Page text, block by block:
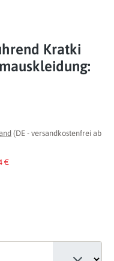
Kratki
5 Sternen
(DE - versandkostenfrei ab
€